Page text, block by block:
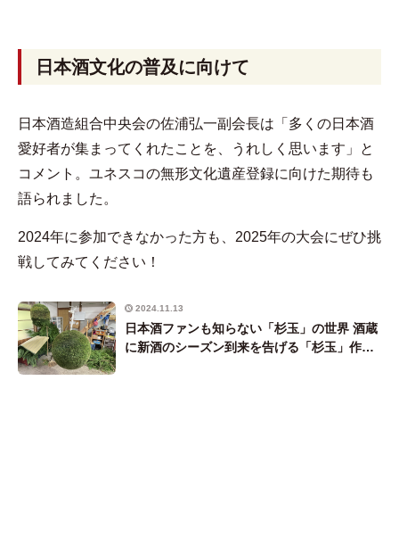
日本酒文化の普及に向けて
日本酒造組合中央会の佐浦弘一副会長は「多くの日本酒
愛好者が集まってくれたことを、うれしく思います」と
コメント。ユネスコの無形文化遺産登録に向けた期待も
語られました。
2024年に参加できなかった方も、2025年の大会にぜひ挑
戦してみてください！
2024.11.13
日本酒ファンも知らない「杉玉」の世界 酒蔵
に新酒のシーズン到来を告げる「杉玉」作り